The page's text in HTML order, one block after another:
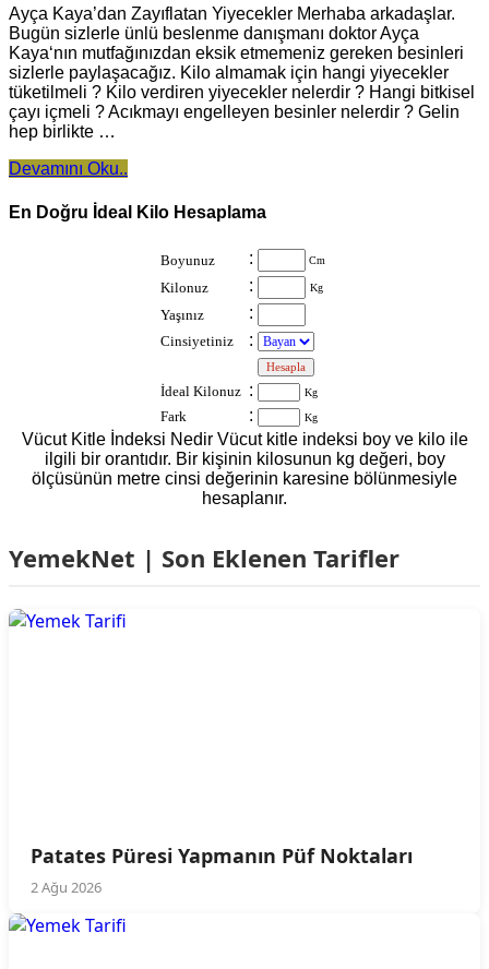
Ayça Kaya’dan Zayıflatan Yiyecekler Merhaba arkadaşlar.
Bugün sizlerle ünlü beslenme danışmanı doktor Ayça
Kaya‘nın mutfağınızdan eksik etmemeniz gereken besinleri
sizlerle paylaşacağız. Kilo almamak için hangi yiyecekler
tüketilmeli ? Kilo verdiren yiyecekler nelerdir ? Hangi bitkisel
çayı içmeli ? Acıkmayı engelleyen besinler nelerdir ? Gelin
hep birlikte …
Devamını Oku..
En Doğru İdeal Kilo Hesaplama
Boyunuz : Cm
Kilonuz : Kg
Yaşınız :
Cinsiyetiniz
:
İdeal Kilonuz : Kg
Fark : Kg
Vücut Kitle İndeksi Nedir Vücut kitle indeksi boy ve kilo ile
ilgili bir orantıdır. Bir kişinin kilosunun kg değeri, boy
ölçüsünün metre cinsi değerinin karesine bölünmesiyle
hesaplanır.
YemekNet | Son Eklenen Tarifler
Patates Püresi Yapmanın Püf Noktaları
2 Ağu 2026